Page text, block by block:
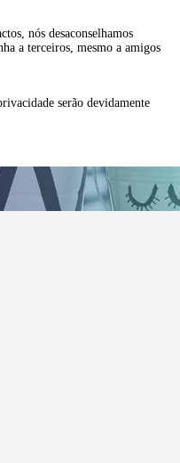
nós desaconselhamos
a terceiros, mesmo a amigos
serão devidamente